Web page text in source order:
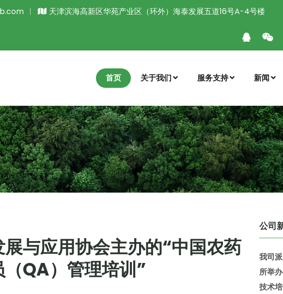
天津滨海高新区华苑产业区（环外）海泰发展五道16号A-4号楼
首页 关于我们 服务支持 新闻
与应用协会主办的“中国农药
QA）管理培训”
公司
我司
所举
技术培